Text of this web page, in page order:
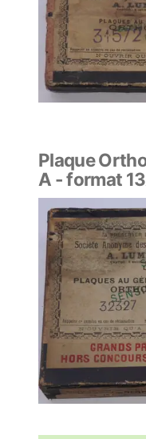
Plaque
A - format